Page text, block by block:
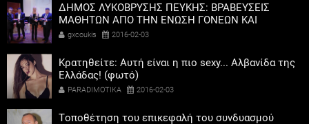
ΔΗΜΟΣ ΛΥΚΟΒΡΥΣΗΣ ΠΕΥΚΗΣ: ΒΡΑΒΕΥΣΕΙΣ
ΜΑΘΗΤΩΝ ΑΠΟ ΤΗΝ ΕΝΩΣΗ ΓΟΝΕΩΝ ΚΑΙ
ΚΗΔΕΜΟΝΩΝ ΔΗΜΟΥ
gxcoukis 2016-02-03
Κρατηθείτε: Αυτή είναι η πιο sexy... Αλβανίδα της
Ελλάδας! (φωτό)
PARADIMOTIKA 2016-02-03
Tοποθέτηση του επικεφαλή του συνδυασμού